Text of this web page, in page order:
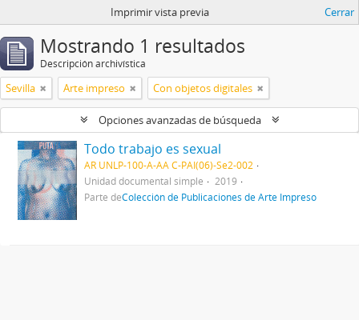
Imprimir vista previa Cerrar
Mostrando 1 resultados
Descripción archivística
Sevilla Arte impreso Con objetos digitales
Opciones avanzadas de búsqueda
Todo trabajo es sexual
AR UNLP-100-A-AA C-PAI(06)-Se2-002
Unidad documental simple
2019
Parte deColección de Publicaciones de Arte Impreso